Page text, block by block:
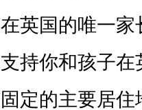
英国的唯一家
持你和孩子在
定的主要居住